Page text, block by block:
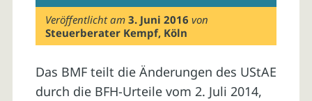
Veröffentlicht am3. Juni 2016 von
Steuerberater Kempf, Köln
Das BMF teilt die Änderungen des UStAE
durch die BFH-Urteile vom 2. Juli 2014,